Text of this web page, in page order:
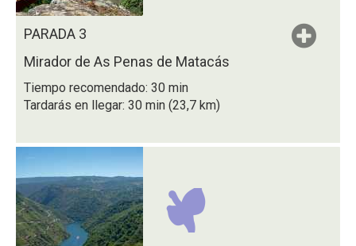
PARADA 3
Mirador de As Penas de Matacás
Tiempo recomendado: 30 min
Tardarás en llegar: 30 min (23,7 km)